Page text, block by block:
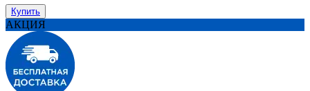
Купить
АКЦИЯ